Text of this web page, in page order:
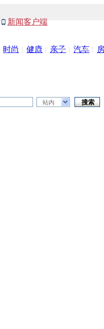
新闻客户端
时尚 健康 亲子 汽车
站内